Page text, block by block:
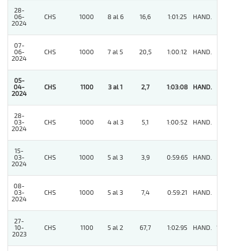
28-
06-
2024
CHS 1000 8 al 6 16,6 1:01:25 HAND.
07-
06-
2024
CHS 1000 7 al 5 20,5 1:00:12 HAND.
05-
04-
2024
CHS 1100 3 al 1 2,7 1:03:08 HAND.
28-
03-
2024
CHS 1000 4 al 3 5,1 1:00:52 HAND.
15-
03-
2024
CHS 1000 5 al 3 3,9 0:59:65 HAND.
08-
03-
2024
CHS 1000 5 al 3 7,4 0:59:21 HAND.
27-
10-
2023
CHS 1100 5 al 2 67,7 1:02:95 HAND. 16